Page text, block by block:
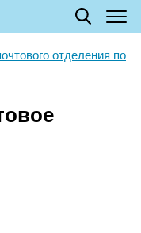
отделения по